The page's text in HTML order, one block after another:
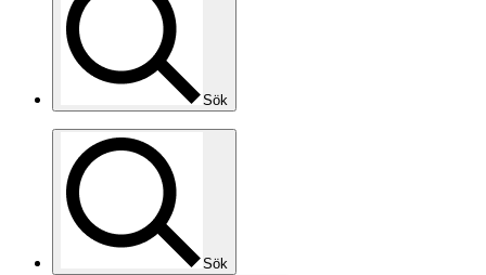
Sök
Sök